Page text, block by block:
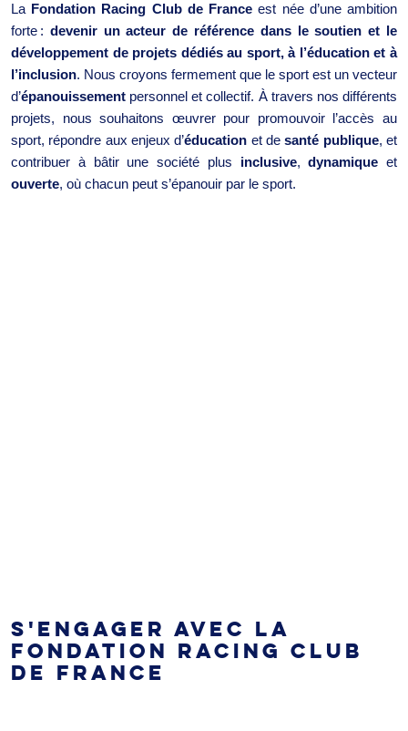
La Fondation Racing Club de France est née d’une ambition
forte : devenir un acteur de référence dans le soutien et le
développement de projets dédiés au sport, à l’éducation et à
l’inclusion. Nous croyons fermement que le sport est un vecteur
d’épanouissement personnel et collectif. À travers nos différents
projets, nous souhaitons œuvrer pour promouvoir l’accès au
sport, répondre aux enjeux d’éducation et desanté publique, et
contribuer à bâtir une société plus inclusive,dynamique et
ouverte, où chacun peut s’épanouir par le sport.
S'ENGAGER AVEC LA
FONDATION RACING CLUB
DE FRANCE